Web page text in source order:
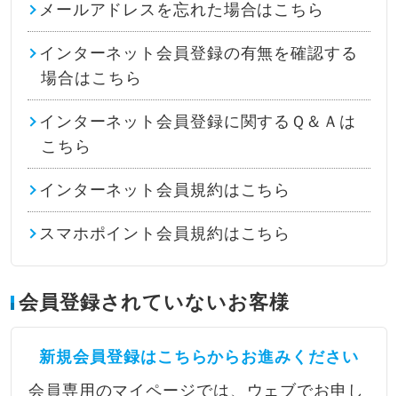
メールアドレスを忘れた場合はこちら
インターネット会員登録の有無を確認する
場合はこちら
インターネット会員登録に関するＱ＆Ａは
こちら
インターネット会員規約はこちら
スマホポイント会員規約はこちら
会員登録されていないお客様
新規会員登録はこちらからお進みください
会員専用のマイページでは、ウェブでお申し